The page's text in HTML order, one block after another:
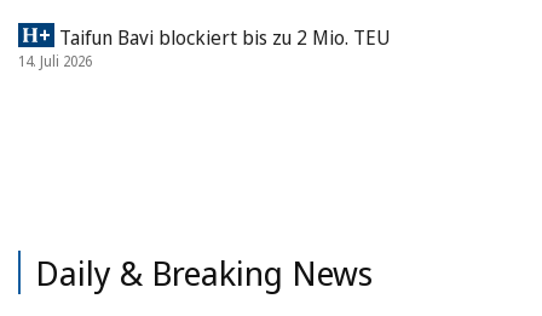
Taifun Bavi blockiert bis zu 2 Mio. TEU
14. Juli 2026
Daily & Breaking News